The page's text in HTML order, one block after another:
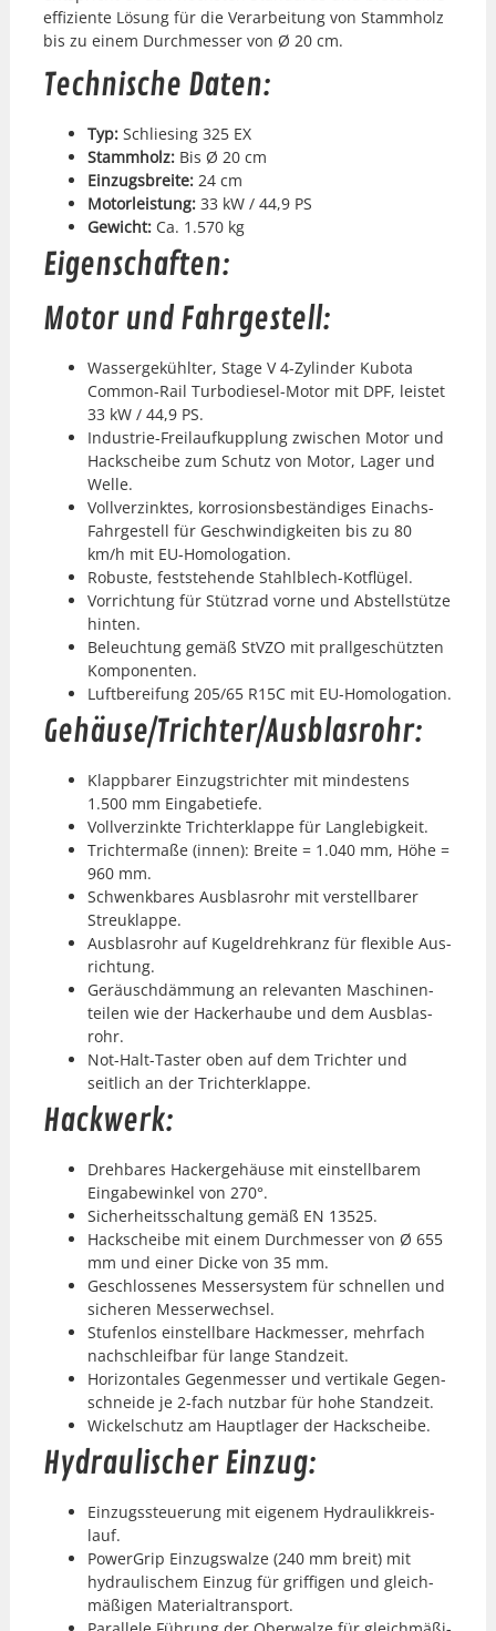
effiziente Lösung für die Ver­ar­beitung von Stammholz
bis zu einem Durchmess­er von Ø 20 cm.
Technische Daten:
Typ:Schliesing 325 EX
Stammholz:Bis Ø 20 cm
Einzugs­bre­ite: 24 cm
Motor­leis­tung:33 kW / 44,9 PS
Gewicht:Ca. 1.570kg
Eigenschaften:
Motor und Fahrgestell:
Wassergekühlter, Stage V 4‑Zylinder Kub­o­ta
Com­mon-Rail Tur­bod­iesel-Motor mit DPF, leis­tet
33 kW / 44,9 PS.
Indus­trie-Freilaufkup­plung zwis­chen Motor und
Hackscheibe zum Schutz von Motor, Lager und
Welle.
Vol­lverzink­tes, kor­ro­sions­beständi­ges Einachs-
Fahrgestell für Geschwindigkeit­en bis zu 80
km/h mit EU-Homolo­ga­tion.
Robuste, fest­ste­hende Stahlblech-Kot­flügel.
Vor­rich­tung für Stützrad vorne und Abstell­stütze
hin­ten.
Beleuch­tung gemäß StV­ZO mit prallgeschützten
Kom­po­nen­ten.
Luft­berei­fung 205/65 R15C mit EU-Homolo­ga­tion.
Gehäuse/Trichter/Ausblasrohr:
Klapp­bar­er Einzugstrichter mit min­destens
1.500 mm Einga­betiefe.
Vol­lverzink­te Trichterk­lappe für Lan­glebigkeit.
Trichter­maße (innen): Bre­ite = 1.040 mm, Höhe =
960 mm.
Schwenkbares Aus­blas­rohr mit ver­stell­bar­er
Streuk­lappe.
Aus­blas­rohr auf Kugel­drehkranz für flex­i­ble Aus­
rich­tung.
Geräuschdäm­mung an rel­e­van­ten Maschi­nen­
teilen wie der Hack­er­haube und dem Aus­blas­
rohr.
Not-Halt-Taster oben auf dem Trichter und
seitlich an der Trichterk­lappe.
Hackwerk:
Drehbares Hack­erge­häuse mit ein­stell­barem
Eingabe­winkel von 270°.
Sicher­heitss­chal­tung gemäß EN 13525.
Hackscheibe mit einem Durchmess­er von Ø 655
mm und ein­er Dicke von 35 mm.
Geschlossenes Messer­sys­tem für schnellen und
sicheren Messer­wech­sel.
Stufen­los ein­stell­bare Hackmess­er, mehrfach
nach­schleif­bar für lange Standzeit.
Hor­i­zon­tales Gegen­mess­er und ver­tikale Gegen­
schnei­de je 2‑fach nutzbar für hohe Standzeit.
Wick­elschutz am Haupt­lager der Hackscheibe.
Hydraulischer Einzug:
Einzugss­teuerung mit eigen­em Hydraulikkreis­
lauf.
Pow­er­Grip Einzugswalze (240 mm bre­it) mit
hydraulis­chem Einzug für grif­fi­gen und gle­ich­
mäßi­gen Mate­ri­al­trans­port.